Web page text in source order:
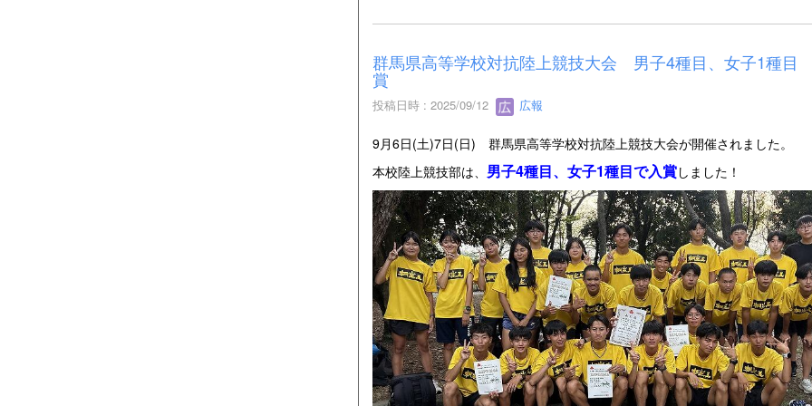
群馬県高等学校対抗陸上競技大会 男子4種目、女子1種
賞
投稿日時 : 2025/09/12 広報
9月6日(土)7日(日) 群馬県高等学校対抗陸上競技大会が開催されました。
本校陸上競技部は、 男子4種目、女子1種目で入賞しました！